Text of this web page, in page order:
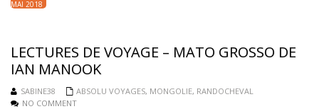
MAI 2018
LECTURES DE VOYAGE – MATO GROSSO DE
IAN MANOOK
SABINE38 ABSOLU VOYAGES, MONGOLIE, RANDOCHEVAL
NO COMMENT